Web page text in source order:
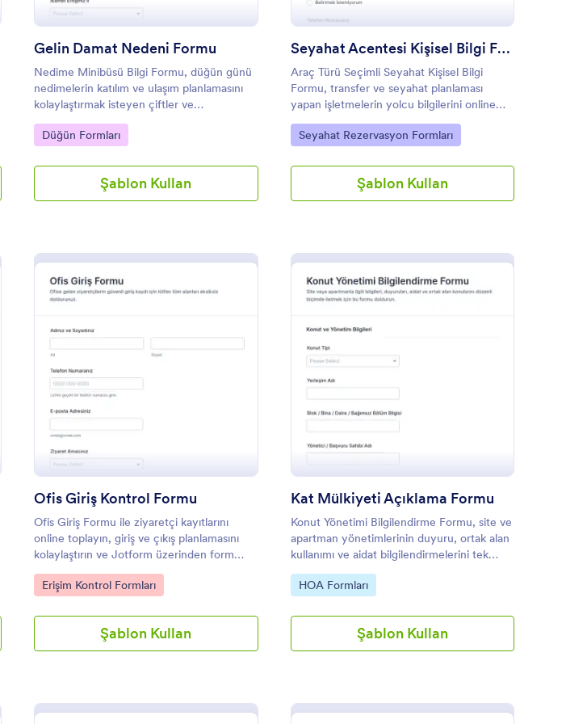
Gelin Damat Nedeni Formu
Nedime Minibüsü Bilgi Formu, düğün günü
nedimelerin katılım ve ulaşım planlamasını
kolaylaştırmak isteyen çiftler ve
organizasyon ekipleri için Jotform ile hızlı
veri toplama sağlar.
Go to Category:
Düğün Formları
Şablon Kullan
Seyahat Acentesi Kişisel Bilgi Formu
Araç Türü Seçimli Seyahat Kişisel Bilgi
Formu, transfer ve seyahat planlaması
yapan işletmelerin yolcu bilgilerini online
veri toplama ile düzenli şekilde almasına ve
form yanıtlarını tek yerde yönetmesine
Go to Category:
Seyahat Rezervasyon Formları
Şablon Kullan
Önizleme : Ofis Giriş Kontrol Formu
Ofis Giriş Kontrol Formu
Ofis Giriş Formu ile ziyaretçi kayıtlarını
online toplayın, giriş ve çıkış planlamasını
kolaylaştırın ve Jotform üzerinden form
yanıtlarını tek yerde takip ederek veri
toplama sürecinizi düzenleyin.
Go to Category:
Erişim Kontrol Formları
Şablon Kullan
Kat Mülkiyeti Açıklama Formu
Konut Yönetimi Bilgilendirme Formu, site ve
apartman yönetimlerinin duyuru, ortak alan
kullanımı ve aidat bilgilendirmelerini tek
yerden toplayıp Jotform ile veri toplama ve
form yanıtı takibini kolaylaştırmasına
Go to Category:
HOA Formları
Şablon Kullan